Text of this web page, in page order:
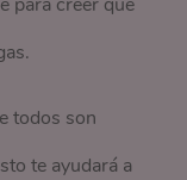
todos son
te ayudará a